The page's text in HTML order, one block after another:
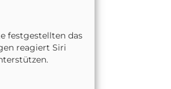
festgestellten das
reagiert Siri